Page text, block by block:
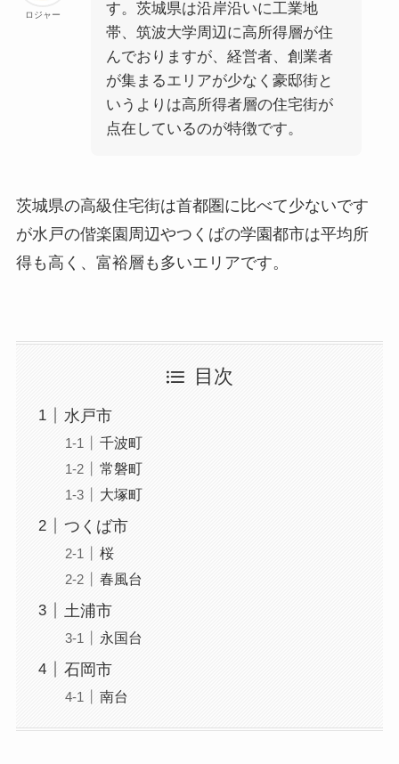
ロジャー
す。茨城県は沿岸沿いに工業地
帯、筑波大学周辺に高所得層が住
んでおりますが、経営者、創業者
が集まるエリアが少なく豪邸街と
いうよりは高所得者層の住宅街が
点在しているのが特徴です。
茨城県の高級住宅街は首都圏に比べて少ないです
が水戸の偕楽園周辺やつくばの学園都市は平均所
得も高く、富裕層も多いエリアです。
目次
水戸市
千波町
常磐町
大塚町
つくば市
桜
春風台
土浦市
永国台
石岡市
南台